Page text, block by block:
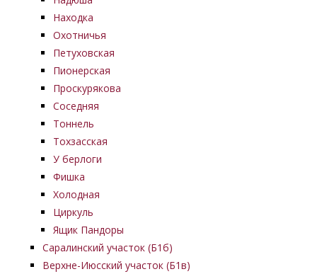
Находка
Охотничья
Петуховская
Пионерская
Проскурякова
Соседняя
Тоннель
Тохзасская
У берлоги
Фишка
Холодная
Циркуль
Ящик Пандоры
Саралинский участок (Б1б)
Верхне-Июсский участок (Б1в)